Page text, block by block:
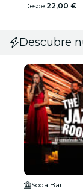
Desde 22,00 €
Descubre
Söda Bar